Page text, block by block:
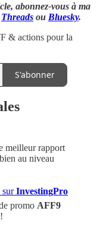
abonnez-vous à ma
Threads ou Bluesky.
& actions pour la
S'abonner
meilleur rapport
au niveau
surInvestingPro
promo AFF9